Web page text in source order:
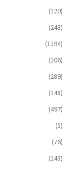
(120)
(243)
(1194)
(106)
(289)
(148)
(497)
(5)
(76)
(143)